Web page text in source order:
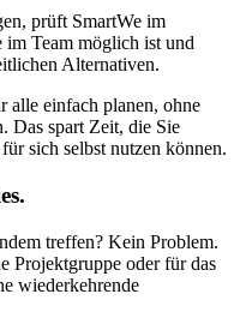
prüft SmartWe im
Team möglich ist und
Alternativen.
alle einfach planen, ohne
Das spart Zeit, die Sie
sich selbst nutzen können.
treffen? Kein Problem.
Projektgruppe oder für das
wiederkehrende